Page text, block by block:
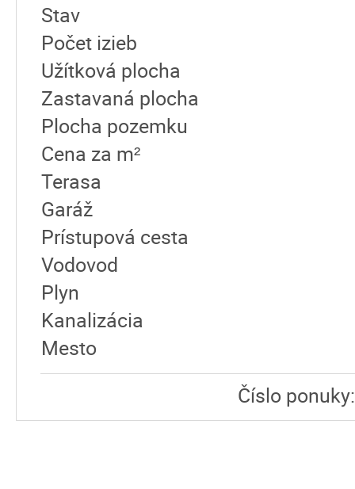
Stav
Počet izieb
Užítková plocha
Zastavaná plocha
Plocha pozemku
Cena za m²
Terasa
Garáž
Prístupová cesta
Vodovod
Plyn
Kanalizácia
Mesto
Číslo